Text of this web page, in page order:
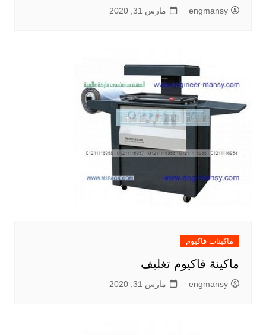
engmansy مارس 31, 2020
ماكينات فاكيوم
ماكينة فاكيوم تغليف
engmansy مارس 31, 2020